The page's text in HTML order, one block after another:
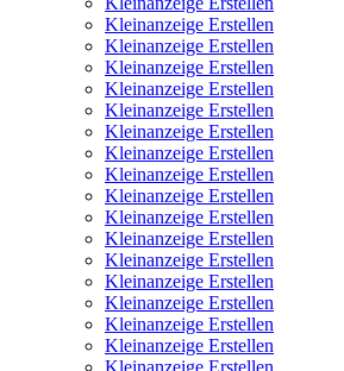
Kleinanzeige Erstellen
Kleinanzeige Erstellen
Kleinanzeige Erstellen
Kleinanzeige Erstellen
Kleinanzeige Erstellen
Kleinanzeige Erstellen
Kleinanzeige Erstellen
Kleinanzeige Erstellen
Kleinanzeige Erstellen
Kleinanzeige Erstellen
Kleinanzeige Erstellen
Kleinanzeige Erstellen
Kleinanzeige Erstellen
Kleinanzeige Erstellen
Kleinanzeige Erstellen
Kleinanzeige Erstellen
Kleinanzeige Erstellen